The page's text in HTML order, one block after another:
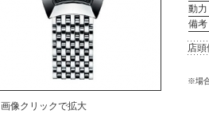
画像クリックで拡大
動力
備考
店頭
※場